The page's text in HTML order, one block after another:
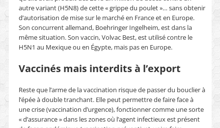
autre variant (H5N8) de cette « grippe du poulet »… sans obtenir
d’autorisation de mise sur le marché en France et en Europe.
Son concurrent allemand, Boehringer Ingelheim, est dans la
même situation. Son vaccin, Volvac Best, est utilisé contre le
H5N1 au Mexique ou en Égypte, mais pas en Europe.
Vaccinés mais interdits à l’export
Reste que l’arme de la vaccination risque de passer du bouclier à
l’épée à double tranchant. Elle peut permettre de faire face à
une crise (vaccination d’urgence), fonctionner comme une sorte
« d’assurance » dans les zones où l’agent infectieux est présent